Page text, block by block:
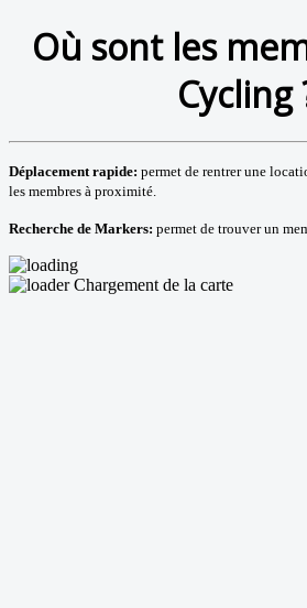
Où sont les
Cycling
Déplacement rapide: permet de rentrer une
les membres à proximité.
Recherche de Markers: permet de trouver un
Chargement de la carte